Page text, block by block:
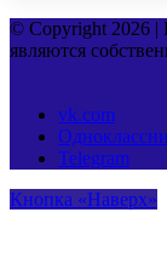
© Copyright 2026 |
являются
vk.com
Telegram
Кнопка «Наверх»